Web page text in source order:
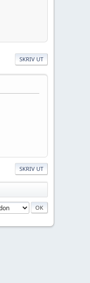
SKRIV UT
SKRIV UT